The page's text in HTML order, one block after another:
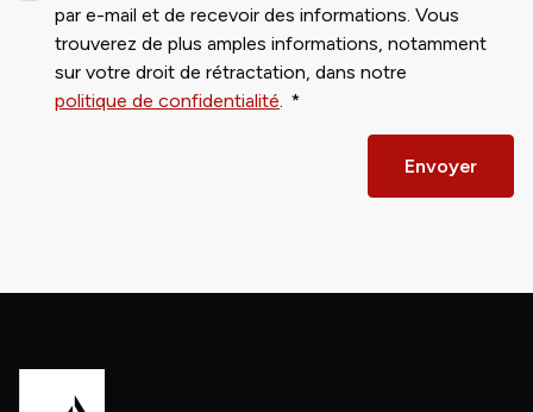
par e-mail et de recevoir des informations. Vous
trouverez de plus amples informations, notamment
sur votre droit de rétractation, dans notre
politique de confidentialité.
Envoyer